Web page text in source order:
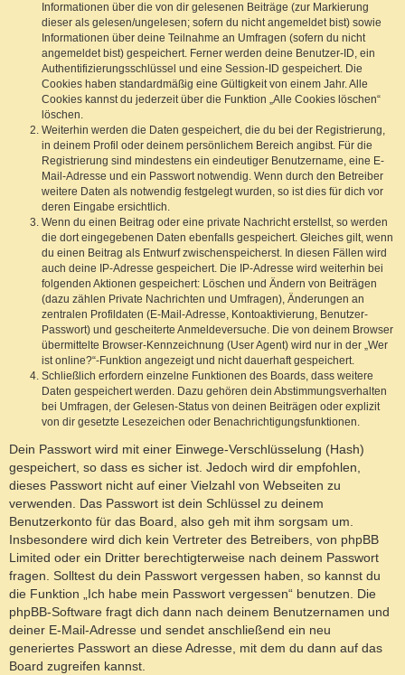
Informationen über die von dir gelesenen Beiträge (zur Markierung
dieser als gelesen/ungelesen; sofern du nicht angemeldet bist) sowie
Informationen über deine Teilnahme an Umfragen (sofern du nicht
angemeldet bist) gespeichert. Ferner werden deine Benutzer-ID, ein
Authentifizierungsschlüssel und eine Session-ID gespeichert. Die
Cookies haben standardmäßig eine Gültigkeit von einem Jahr. Alle
Cookies kannst du jederzeit über die Funktion „Alle Cookies löschen“
löschen.
Weiterhin werden die Daten gespeichert, die du bei der Registrierung,
in deinem Profil oder deinem persönlichem Bereich angibst. Für die
Registrierung sind mindestens ein eindeutiger Benutzername, eine E-
Mail-Adresse und ein Passwort notwendig. Wenn durch den Betreiber
weitere Daten als notwendig festgelegt wurden, so ist dies für dich vor
deren Eingabe ersichtlich.
Wenn du einen Beitrag oder eine private Nachricht erstellst, so werden
die dort eingegebenen Daten ebenfalls gespeichert. Gleiches gilt, wenn
du einen Beitrag als Entwurf zwischenspeicherst. In diesen Fällen wird
auch deine IP-Adresse gespeichert. Die IP-Adresse wird weiterhin bei
folgenden Aktionen gespeichert: Löschen und Ändern von Beiträgen
(dazu zählen Private Nachrichten und Umfragen), Änderungen an
zentralen Profildaten (E-Mail-Adresse, Kontoaktivierung, Benutzer-
Passwort) und gescheiterte Anmeldeversuche. Die von deinem Browser
übermittelte Browser-Kennzeichnung (User Agent) wird nur in der „Wer
ist online?“-Funktion angezeigt und nicht dauerhaft gespeichert.
Schließlich erfordern einzelne Funktionen des Boards, dass weitere
Daten gespeichert werden. Dazu gehören dein Abstimmungsverhalten
bei Umfragen, der Gelesen-Status von deinen Beiträgen oder explizit
von dir gesetzte Lesezeichen oder Benachrichtigungsfunktionen.
Dein Passwort wird mit einer Einwege-Verschlüsselung (Hash)
gespeichert, so dass es sicher ist. Jedoch wird dir empfohlen,
dieses Passwort nicht auf einer Vielzahl von Webseiten zu
verwenden. Das Passwort ist dein Schlüssel zu deinem
Benutzerkonto für das Board, also geh mit ihm sorgsam um.
Insbesondere wird dich kein Vertreter des Betreibers, von phpBB
Limited oder ein Dritter berechtigterweise nach deinem Passwort
fragen. Solltest du dein Passwort vergessen haben, so kannst du
die Funktion „Ich habe mein Passwort vergessen“ benutzen. Die
phpBB-Software fragt dich dann nach deinem Benutzernamen und
deiner E-Mail-Adresse und sendet anschließend ein neu
generiertes Passwort an diese Adresse, mit dem du dann auf das
Board zugreifen kannst.